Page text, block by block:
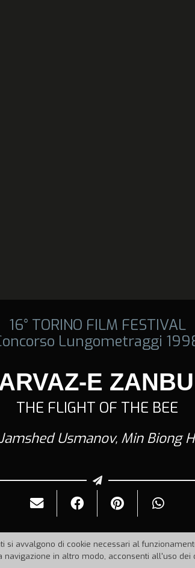
16° TORINO FILM FESTIVAL
Lungometraggi
E
THE FLIGHT OF THE BEE
Usmanov, Min Biong
si avvalgono di cookie necessari al
in altro modo, acconsenti all'uso dei